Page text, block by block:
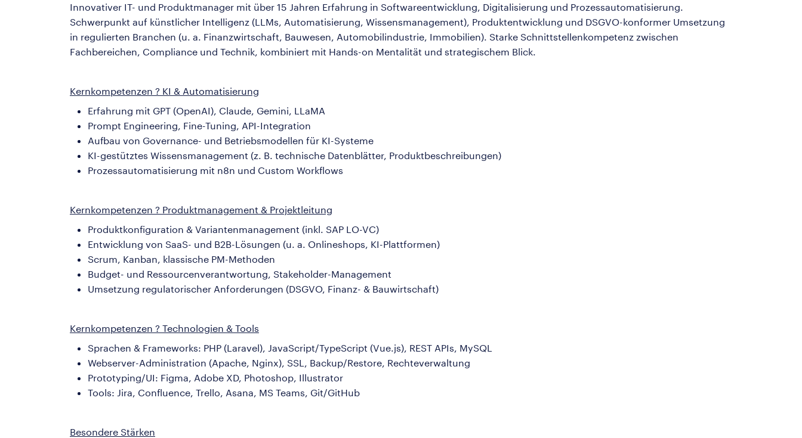
Innovativer IT- und Produktmanager mit über 15 Jahren Erfahrung in Softwareentwicklung, Digitalisierung und Prozessautomatisierung.
Schwerpunkt auf künstlicher Intelligenz (LLMs, Automatisierung, Wissensmanagement), Produktentwicklung und DSGVO-konformer Umsetzung
in regulierten Branchen (u. a. Finanzwirtschaft, Bauwesen, Automobilindustrie, Immobilien). Starke Schnittstellenkompetenz zwischen
Fachbereichen, Compliance und Technik, kombiniert mit Hands-on Mentalität und strategischem Blick.
Kernkompetenzen ? KI & Automatisierung
Erfahrung mit GPT (OpenAI), Claude, Gemini, LLaMA
Prompt Engineering, Fine-Tuning, API-Integration
Aufbau von Governance- und Betriebsmodellen für KI-Systeme
KI-gestütztes Wissensmanagement (z. B. technische Datenblätter, Produktbeschreibungen)
Prozessautomatisierung mit n8n und Custom Workflows
Kernkompetenzen ? Produktmanagement & Projektleitung
Produktkonfiguration & Variantenmanagement (inkl. SAP LO-VC)
Entwicklung von SaaS- und B2B-Lösungen (u. a. Onlineshops, KI-Plattformen)
Scrum, Kanban, klassische PM-Methoden
Budget- und Ressourcenverantwortung, Stakeholder-Management
Umsetzung regulatorischer Anforderungen (DSGVO, Finanz- & Bauwirtschaft)
Kernkompetenzen ? Technologien & Tools
Sprachen & Frameworks: PHP (Laravel), JavaScript/TypeScript (Vue.js), REST APIs, MySQL
Webserver-Administration (Apache, Nginx), SSL, Backup/Restore, Rechteverwaltung
Prototyping/UI: Figma, Adobe XD, Photoshop, Illustrator
Tools: Jira, Confluence, Trello, Asana, MS Teams, Git/GitHub
Besondere Stärken